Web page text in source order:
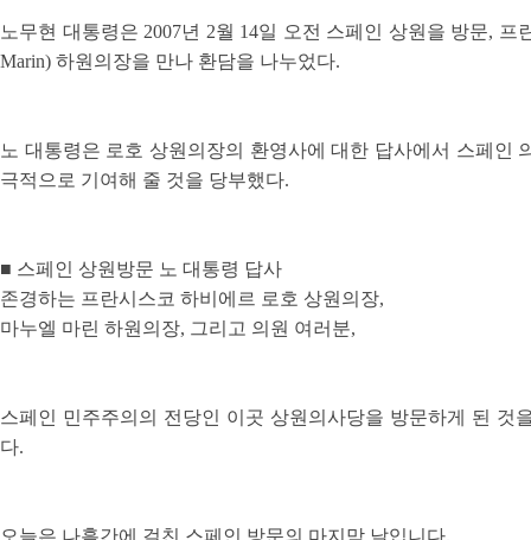
노무현 대통령은 2007년 2월 14일 오전 스페인 상원을 방문, 프
Marin) 하원의장을 만나 환담을 나누었다.
노 대통령은 로호 상원의장의 환영사에 대한 답사에서 스페인
극적으로 기여해 줄 것을 당부했다.
■ 스페인 상원방문 노 대통령 답사
존경하는 프란시스코 하비에르 로호 상원의장,
마누엘 마린 하원의장, 그리고 의원 여러분,
스페인 민주주의의 전당인 이곳 상원의사당을 방문하게 된
다.
오늘은 나흘간에 걸친 스페인 방문의 마지막 날입니다.